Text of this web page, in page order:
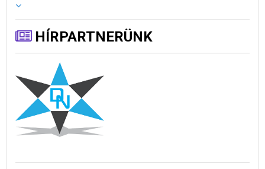
HÍRPARTNERÜNK